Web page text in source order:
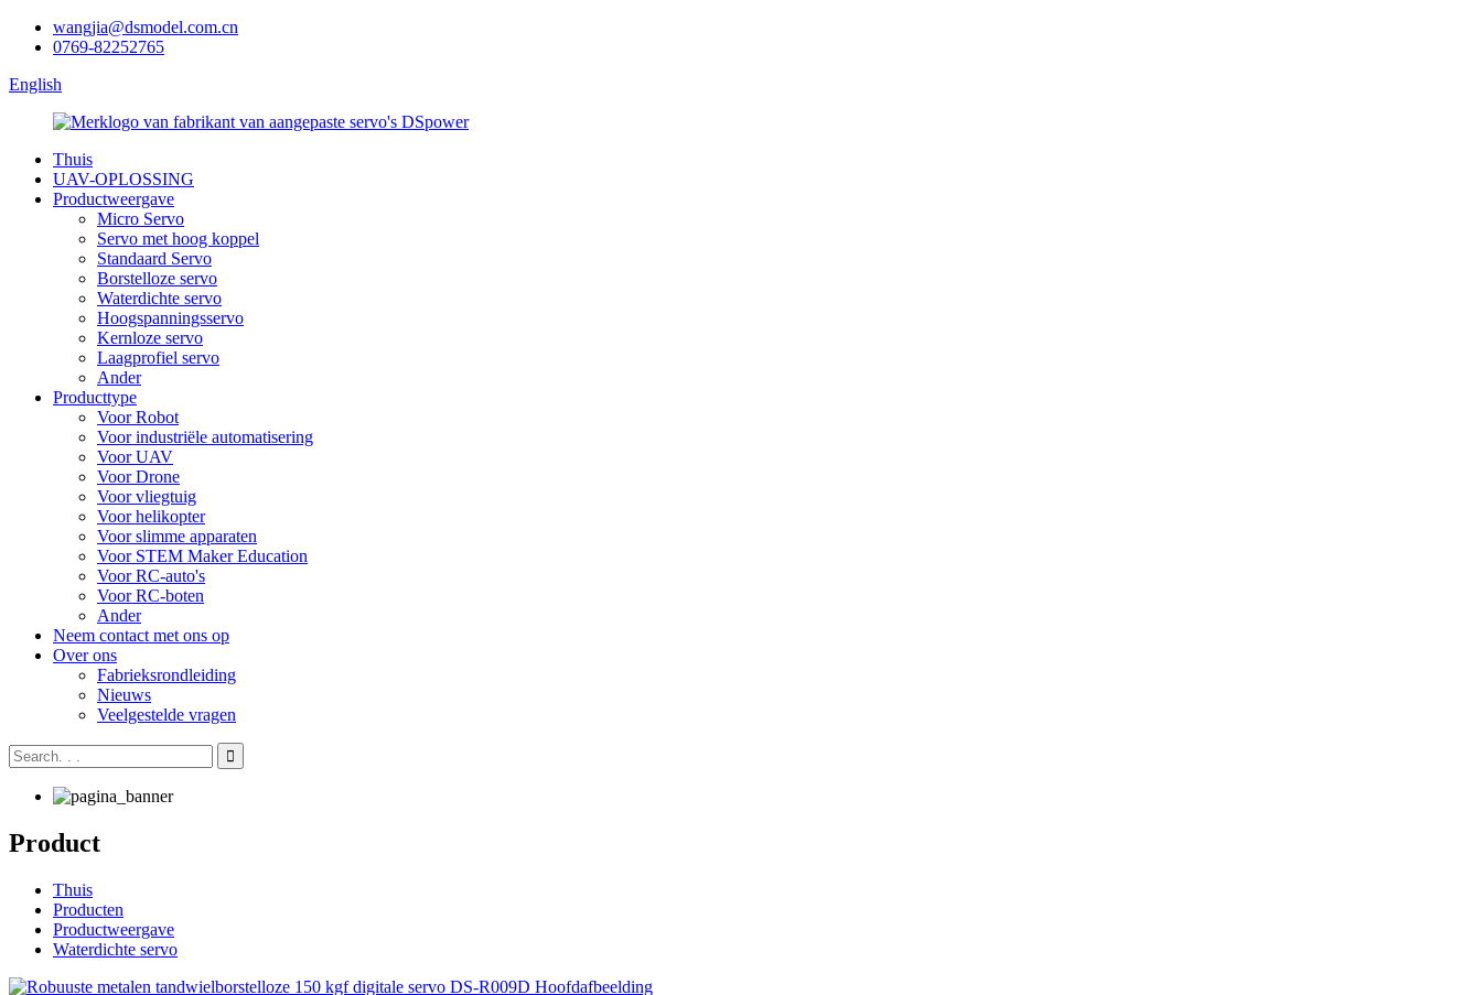
wangjia@dsmodel.com.cn
0769-82252765
English
Thuis
UAV-OPLOSSING
Productweergave
Micro Servo
Servo met hoog koppel
Standaard Servo
Borstelloze servo
Waterdichte servo
Hoogspanningsservo
Kernloze servo
Laagprofiel servo
Ander
Producttype
Voor Robot
Voor industriële automatisering
Voor UAV
Voor Drone
Voor vliegtuig
Voor helikopter
Voor slimme apparaten
Voor STEM Maker Education
Voor RC-auto's
Voor RC-boten
Ander
Neem contact met ons op
Over ons
Fabrieksrondleiding
Nieuws
Veelgestelde vragen
Product
Thuis
Producten
Productweergave
Waterdichte servo